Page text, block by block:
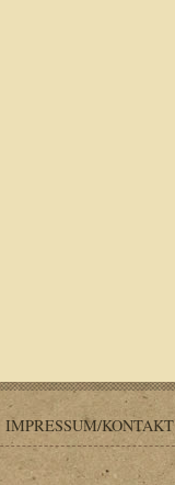
IMPRESSUM/KONTAKT